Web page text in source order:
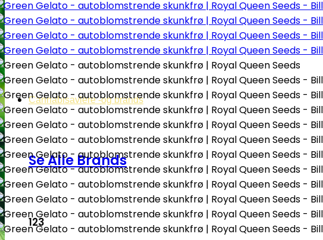
Cannabisavlere -og brands
Se Alle Brands
123